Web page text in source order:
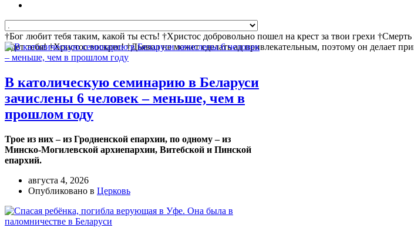
†Бог любит тебя таким, какой ты есть! †Христос добровольно пошел на крест за твои грехи
ждет тебя! †Христос воскрес! †Дьявол не может сделать ад привлекательным, поэтому он делает
В католическую семинарию в Беларуси
зачислены 6 человек – меньше, чем в
прошлом году
Трое из них – из Гродненской епархии, по одному – из
Минско-Могилевской архиепархии, Витебской и Пинской
епархий.
августа 4, 2026
Опубликовано в Церковь